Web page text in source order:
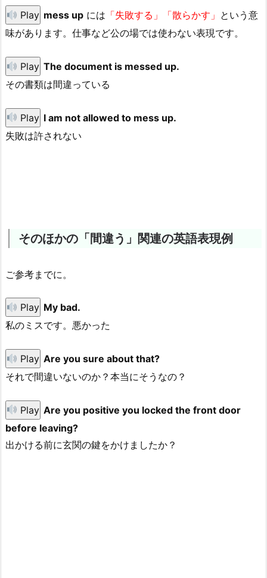
Play mess up には 「失敗する」「散らかす」 という意
味があります。仕事など公の場では使わない表現です。
Play The document is messed up.
その書類は間違っている
Play I am not allowed to mess up.
失敗は許されない
そのほかの「間違う」関連の英語表現例
ご参考までに。
Play My bad.
私のミスです。悪かった
Play Are you sure about that?
それで間違いないのか？本当にそうなの？
Play Are you positive you locked the front door
before leaving?
出かける前に玄関の鍵をかけましたか？